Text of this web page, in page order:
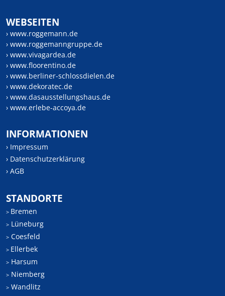
WEBSEITEN
› www.roggemann.de
› www.roggemanngruppe.de
› www.vivagardea.de
› www.floorentino.de
› www.berliner-schlossdielen.de
› www.dekoratec.de
› www.dasausstellungshaus.de
› www.erlebe-accoya.de
INFORMATIONEN
› Impressum
› Datenschutzerklärung
› AGB
STANDORTE
> Bremen
> Lüneburg
> Coesfeld
> Ellerbek
> Harsum
> Niemberg
> Wandlitz